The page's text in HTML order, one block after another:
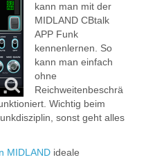
kann man mit der
MIDLAND CBtalk
APP Funk
kennenlernen. So
kann man einfach
ohne
Reichweitenbeschrä
Wichtig beim
sonst geht alles
MIDLAND ideale